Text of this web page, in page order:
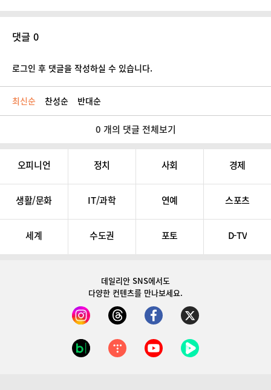
댓글 0
로그인 후 댓글을 작성하실 수 있습니다.
최신순 찬성순 반대순
0 개의 댓글 전체보기
오피니언 정치 사회 경제
생활/문화 IT/과학 연예 스포츠
세계 수도권 포토 D-TV
데일리안 SNS에서도
다양한 컨텐츠를 만나보세요.